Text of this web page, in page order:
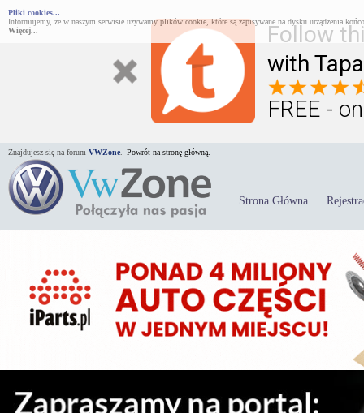
Follow
with
FREE -
Pliki cookies...
Informujemy, że w naszym serwisie używamy plików cookie, które są zapisywane na dysku urządzenia
Więcej...
Znajdujesz się na forum VWZone Powrót na stronę główną.
Strona Główna